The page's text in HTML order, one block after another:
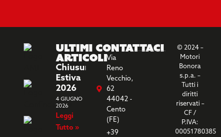
Ultimi
Articoli
Chiusura
Estiva
2026
4 GIUGNO
2026
Leggi
Tutto »
Contattaci
Via
Reno
Vecchio,
62
44042 -
Cento
(FE)
+39
© 2024 –
Motori
Bonora
s.p.a. –
Tutti i
diritti
riservati –
CF /
P.IVA:
00051780385